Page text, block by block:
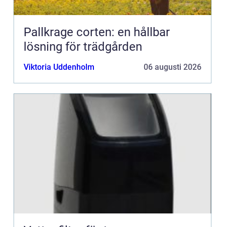
Pallkrage corten: en hållbar
lösning för trädgården
Viktoria Uddenholm 06 augusti 2026